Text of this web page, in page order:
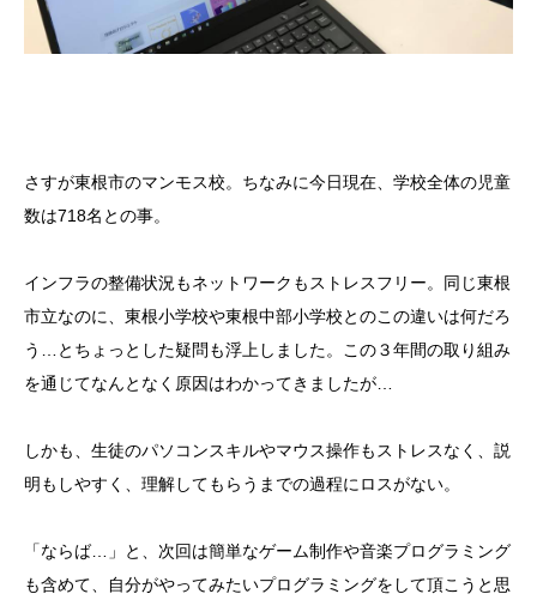
さすが東根市のマンモス校。ちなみに今日現在、学校全体の児童
数は718名との事。
インフラの整備状況もネットワークもストレスフリー。同じ東根
市立なのに、東根小学校や東根中部小学校とのこの違いは何だろ
う…とちょっとした疑問も浮上しました。この３年間の取り組み
を通じてなんとなく原因はわかってきましたが…
しかも、生徒のパソコンスキルやマウス操作もストレスなく、説
明もしやすく、理解してもらうまでの過程にロスがない。
「ならば…」と、次回は簡単なゲーム制作や音楽プログラミング
も含めて、自分がやってみたいプログラミングをして頂こうと思